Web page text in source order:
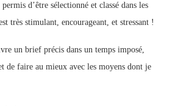
d’être sélectionné et classé dans les
très stimulant, encourageant, et stressant !
un brief précis dans un temps imposé,
de faire au mieux avec les moyens dont je